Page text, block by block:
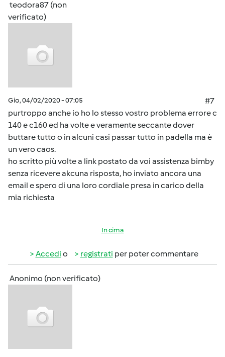
teodora87 (non
verificato)
Gio, 04/02/2020 - 07:05
#7
purtroppo anche io ho lo stesso vostro problema errore c
140 e c160 ed ha volte e veramente seccante dover
buttare tutto o in alcuni casi passar tutto in padella ma è
un vero caos.
ho scritto più volte a link postato da voi assistenza bimby
senza ricevere akcuna risposta, ho inviato ancora una
email e spero di una loro cordiale presa in carico della
mia richiesta
In cima
Accedi o registrati per poter commentare
Anonimo (non verificato)